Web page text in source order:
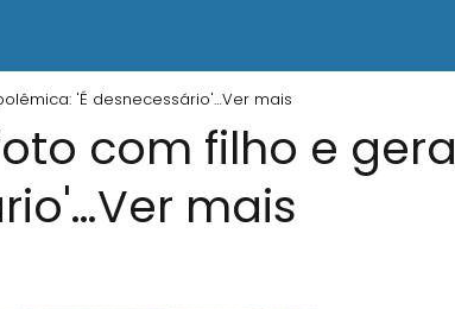
'É desnecessário'…Ver mais
com filho e gera
mais